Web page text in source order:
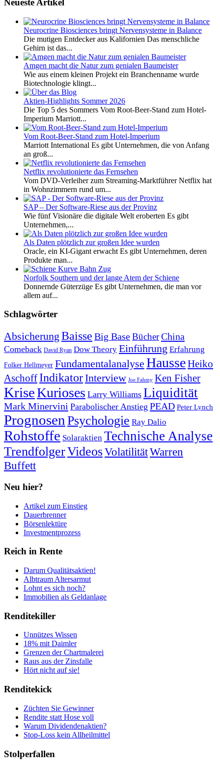
Neueste Artikel
Neurocrine Biosciences bringt Nervensysteme in Balance
Die mutigen Entdecker aus Kalifornien Das menschliche
Gehirn ist das...
Amgen macht die Natur zum genialen Baumeister
Wie aus einem kleinen Projekt ein Branchenname wurde
Biotechnologie klingt...
Aktien-Highlights Sommer 2026
Die Top 5 des Sommers Vom Root-Beer-Stand zum Hotel-
Imperium Marriott...
Vom Root-Beer-Stand zum Hotel-Imperium
Marriott International Es gibt Unternehmen, die von Anfang
an groß...
Netflix revolutionierte das Fernsehen
Vom DVD-Verleiher zum Streaming-Marktführer Netflix hat
in Wohnzimmern rund um...
SAP – Der Software-Riese aus der Provinz
Wie fünf Visionäre die digitale Welt eroberten Es gibt
Unternehmen,...
Als Daten plötzlich zur großen Idee wurden
Oracle, ein KI-Gigant erwacht Es gibt Unternehmen, deren
Produkte man...
Norfolk Southern und der lange Atem der Schiene
Donnernde Güterzüge Es gibt Unternehmen, die man vor
allem auf...
Schlagwörter
Absicherung Baisse Big BaseBücherChina
Comeback David Ryan Dow Theory Einführung Erfahrung
Folker Hellmeyer Fundamentalanalyse HausseHeiko
Aschoff IndikatorInterview Joe Fahmy Ken Fisher
KriseKurioses Larry Williams Liquidität
Mark Minervini Parabolischer Anstieg PEAD Peter Lynch
Prognosen Psychologie Ray Dalio
Rohstoffe Solaraktien Technische Analyse
TrendfolgerVideosVolatilitätWarren
Buffett
Neu hier?
Artikel zum Einstieg
Dauerbrenner
Börsenlektüre
Investmentprozess
Reich in Rente
Darum Qualitätsaktien!
Albtraum Altersarmut
Lohnt es sich noch?
Immobilien als Geldanlage
Renditekiller
Unnützes Wissen
18% mit Daimler
Grenzen der Chartmalerei
Raus aus der Zinsfalle
Hört nicht auf sie!
Renditekick
Züchten Sie Gewinner
Rendite statt Hose voll
Warum Dividendenaktien?
Stop-Loss kein Allheilmittel
Stolperfallen